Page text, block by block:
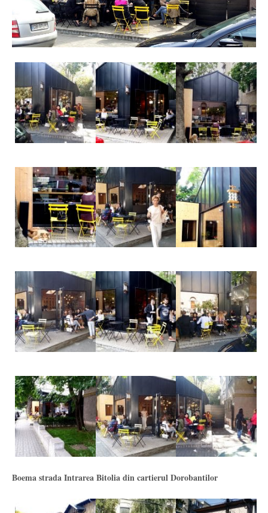
Boema strada Intrarea Bitolia din cartierul Dorobantilor